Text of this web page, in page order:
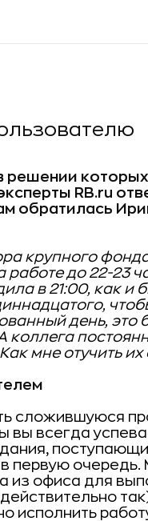
решении
RB.ru
обратилась
крупного
до 22-23
в 21:00, как
день, это
коллега
мне отучить их
сложившуюся
вы всегда
первую
из офиса для
исполнить